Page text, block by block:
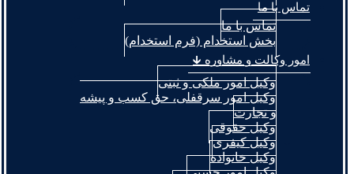
تماس با ما
تماس با ما
بخش استخدام (فرم استخدام)
امور وکالت و مشاوره 🡳
وکیل امور ملکی و ثبتی
وکیل امور سرقفلی، حق کسب و پیشه
و تجارت
وکیل حقوقی
وکیل کیفری
وکیل خانواده